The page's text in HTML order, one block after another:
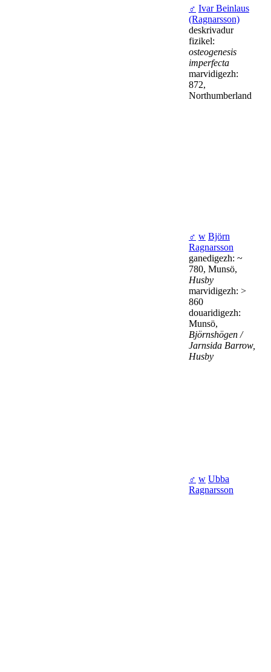
♂ Ivar Beinlaus
(Ragnarsson)
deskrivadur
fizikel:
osteogenesis
imperfecta
marvidigezh:
872,
Northumberland
♂ w Björn
Ragnarsson
ganedigezh: ~
780, Munsö,
Husby
marvidigezh: >
860
douaridigezh:
Munsö,
Björnshögen /
Jarnsida Barrow,
Husby
♂ w Ubba
Ragnarsson